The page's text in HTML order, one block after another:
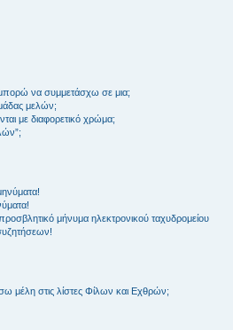
να συμμετάσχω σε μια;
μελών;
με διαφορετικό χρώμα;
μήνυμα ηλεκτρονικού ταχυδρομείου
στις λίστες Φίλων και Εχθρών;